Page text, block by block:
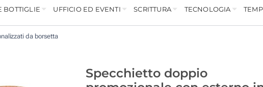
BOTTIGLIE UFFICIO ED EVENTI SCRITTURA TECNOLOGIA
da borsetta
Specchietto doppio